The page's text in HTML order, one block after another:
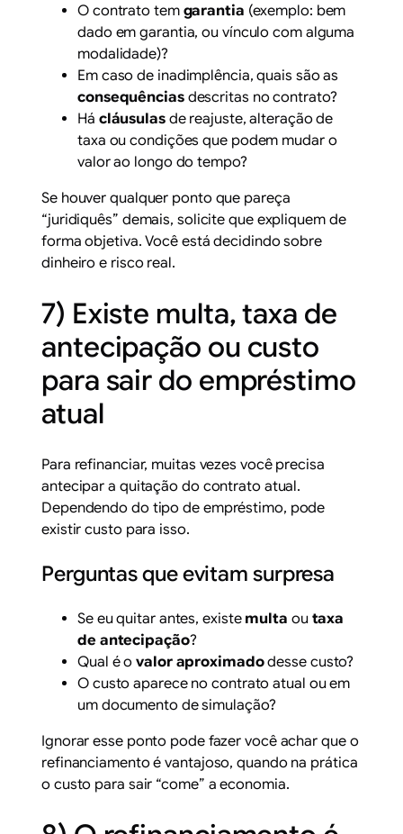
O contrato tem garantia (exemplo: bem
dado em garantia, ou vínculo com alguma
modalidade)?
Em caso de inadimplência, quais são as
consequênciasdescritas no contrato?
Há cláusulasde reajuste, alteração de
taxa ou condições que podem mudar o
valor ao longo do tempo?
Se houver qualquer ponto que pareça
“juridiquês” demais, solicite que expliquem de
forma objetiva. Você está decidindo sobre
dinheiro e risco real.
7) Existe multa, taxa de
antecipação ou custo
para sair do empréstimo
atual
Para refinanciar, muitas vezes você precisa
antecipar a quitação do contrato atual.
Dependendo do tipo de empréstimo, pode
existir custo para isso.
Perguntas que evitam surpresa
Se eu quitar antes, existe multa ou taxa
de antecipação?
Qual é ovalor aproximadodesse custo?
O custo aparece no contrato atual ou em
um documento de simulação?
Ignorar esse ponto pode fazer você achar que o
refinanciamento é vantajoso, quando na prática
o custo para sair “come” a economia.